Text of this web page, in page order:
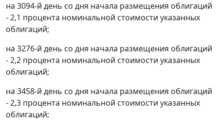
на 3094-й день со дня начала размещения облигаций
- 2,1 процента номинальной стоимости указанных
облигаций;
на 3276-й день со дня начала размещения облигаций
- 2,2 процента номинальной стоимости указанных
облигаций;
на 3458-й день со дня начала размещения облигаций
- 2,3 процента номинальной стоимости указанных
облигаций;